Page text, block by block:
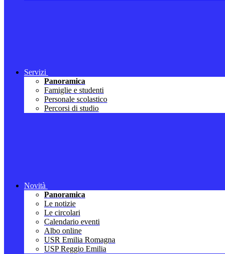
Servizi
Panoramica
Famiglie e studenti
Personale scolastico
Percorsi di studio
Novità
Panoramica
Le notizie
Le circolari
Calendario eventi
Albo online
USR Emilia Romagna
USP Reggio Emilia